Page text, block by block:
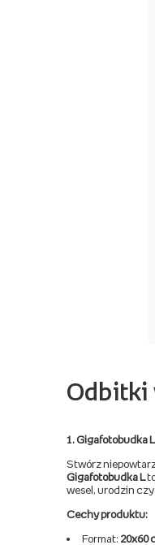
Odbitki
1. Gigafotobudka
Stwórz
Gigafotobudka L
wesel, urodzin
Cechy produktu:
Format: 20x60